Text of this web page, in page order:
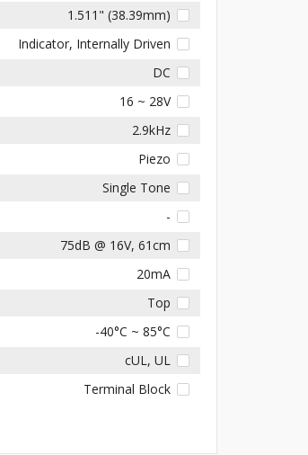
1.511" (38.39mm)
Indicator, Internally Driven
DC
16 ~ 28V
2.9kHz
Piezo
Single Tone
-
75dB @ 16V, 61cm
20mA
Top
-40°C ~ 85°C
cUL, UL
Terminal Block